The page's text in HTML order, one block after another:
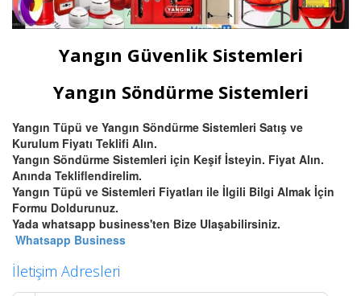
Yangın Güvenlik Sistemleri
Yangın Söndürme Sistemleri
Yangın Tüpü ve Yangın Söndürme Sistemleri Satış ve
Kurulum Fiyatı Teklifi Alın.
Yangın Söndürme Sistemleri için Keşif İsteyin. Fiyat Alın.
Anında Tekliflendirelim.
Yangın Tüpü ve Sistemleri Fiyatları ile İlgili Bilgi Almak İçin
Formu Doldurunuz.
Yada whatsapp business'ten Bize Ulaşabilirsiniz.
Whatsapp Business
İletişim Adresleri